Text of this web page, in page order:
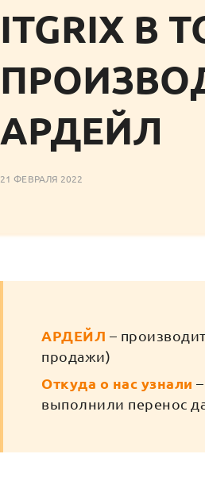
ITGRIX В
АРДЕЙЛ
21 ФЕВРАЛЯ 2022
АРДЕЙЛ –
продажи)
Откуда о нас узнали
выполнили перенос